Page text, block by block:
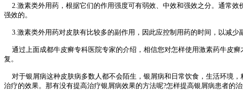
2.激素类外用药，根据它们的作用强度可有弱效、中效和强效之分。通常效
强效的。
3.激素类外用药对皮肤有比较多的副作用，因此应控制用药的时间，以减少
通过上面成都牛皮癣专科医院专家的介绍，相信您对怎样使用激素药牛皮
复。
对于银屑病这种皮肤病多数人都不会陌生，银屑病和日常饮食，生活环境
治疗的效果。那有没有提高治疗银屑病效果的方法呢?怎样提高银屑病患者的